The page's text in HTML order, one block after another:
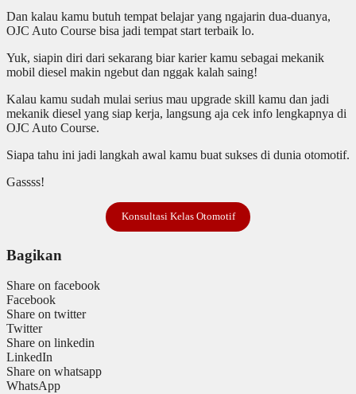
Dan kalau kamu butuh tempat belajar yang ngajarin dua-duanya,
OJC Auto Course bisa jadi tempat start terbaik lo.
Yuk, siapin diri dari sekarang biar karier kamu sebagai mekanik
mobil diesel makin ngebut dan nggak kalah saing!
Kalau kamu sudah mulai serius mau upgrade skill kamu dan jadi
mekanik diesel yang siap kerja, langsung aja cek info lengkapnya di
OJC Auto Course.
Siapa tahu ini jadi langkah awal kamu buat sukses di dunia otomotif.
Gassss!
Konsultasi Kelas Otomotif
Bagikan
Share on facebook
Facebook
Share on twitter
Twitter
Share on linkedin
LinkedIn
Share on whatsapp
WhatsApp